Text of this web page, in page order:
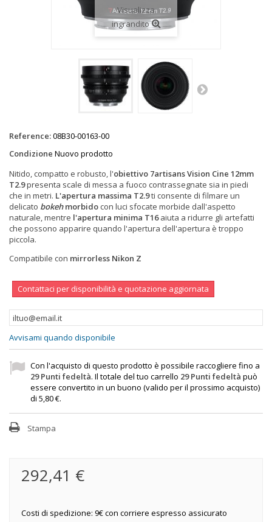
Visualizza
ingrandito
Reference:08B30-00163-00
Condizione Nuovo prodotto
Nitido, compatto e robusto, l'obiettivo 7artisans Vision Cine 12mm
T2.9presenta scale di messa a fuoco contrassegnate sia in piedi
che in metri. L'apertura massima T2.9ti consente di filmare un
delicato bokehmorbido con luci sfocate morbide dall'aspetto
naturale, mentre l'apertura minima T16aiuta a ridurre gli artefatti
che possono apparire quando l'apertura dell'apertura è troppo
piccola.
Compatibile con mirrorless Nikon Z
Contattaci per disponibilità e quotazione aggiornata
Avvisami quando disponibile
Con l'acquisto di questo prodotto è possibile raccogliere fino a
29Punti fedeltà. Il totale del tuo carrello 29Punti fedeltà può
essere convertito in un buono (valido per il prossimo acquisto)
di 5,80 €.
Stampa
292,41 €
Costi di spedizione: 9€ con corriere espresso assicurato